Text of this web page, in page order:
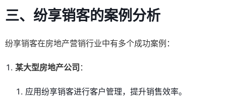
三、纷享销客的案例分析
纷享销客在房地产营销行业中有多个成功案例：
某大型房地产公司 ：
应用纷享销客进行客户管理，提升销售效率。